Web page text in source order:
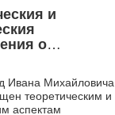
и
о
с
правил
Палладия,
Ивана Михайловича
теоретическим и
аспектам